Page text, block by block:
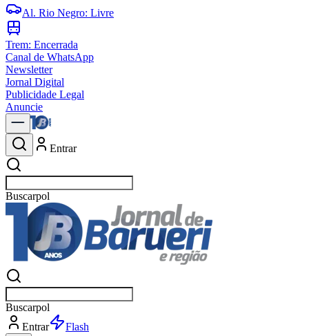
Al. Rio Negro: Livre
Trem: Encerrada
Canal de WhatsApp
Newsletter
Jornal Digital
Publicidade Legal
Anuncie
Entrar
Buscarnotícia
Buscarnotícia
Entrar
Explorar